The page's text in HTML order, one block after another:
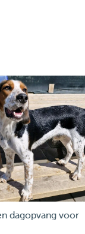
dagopvang voor